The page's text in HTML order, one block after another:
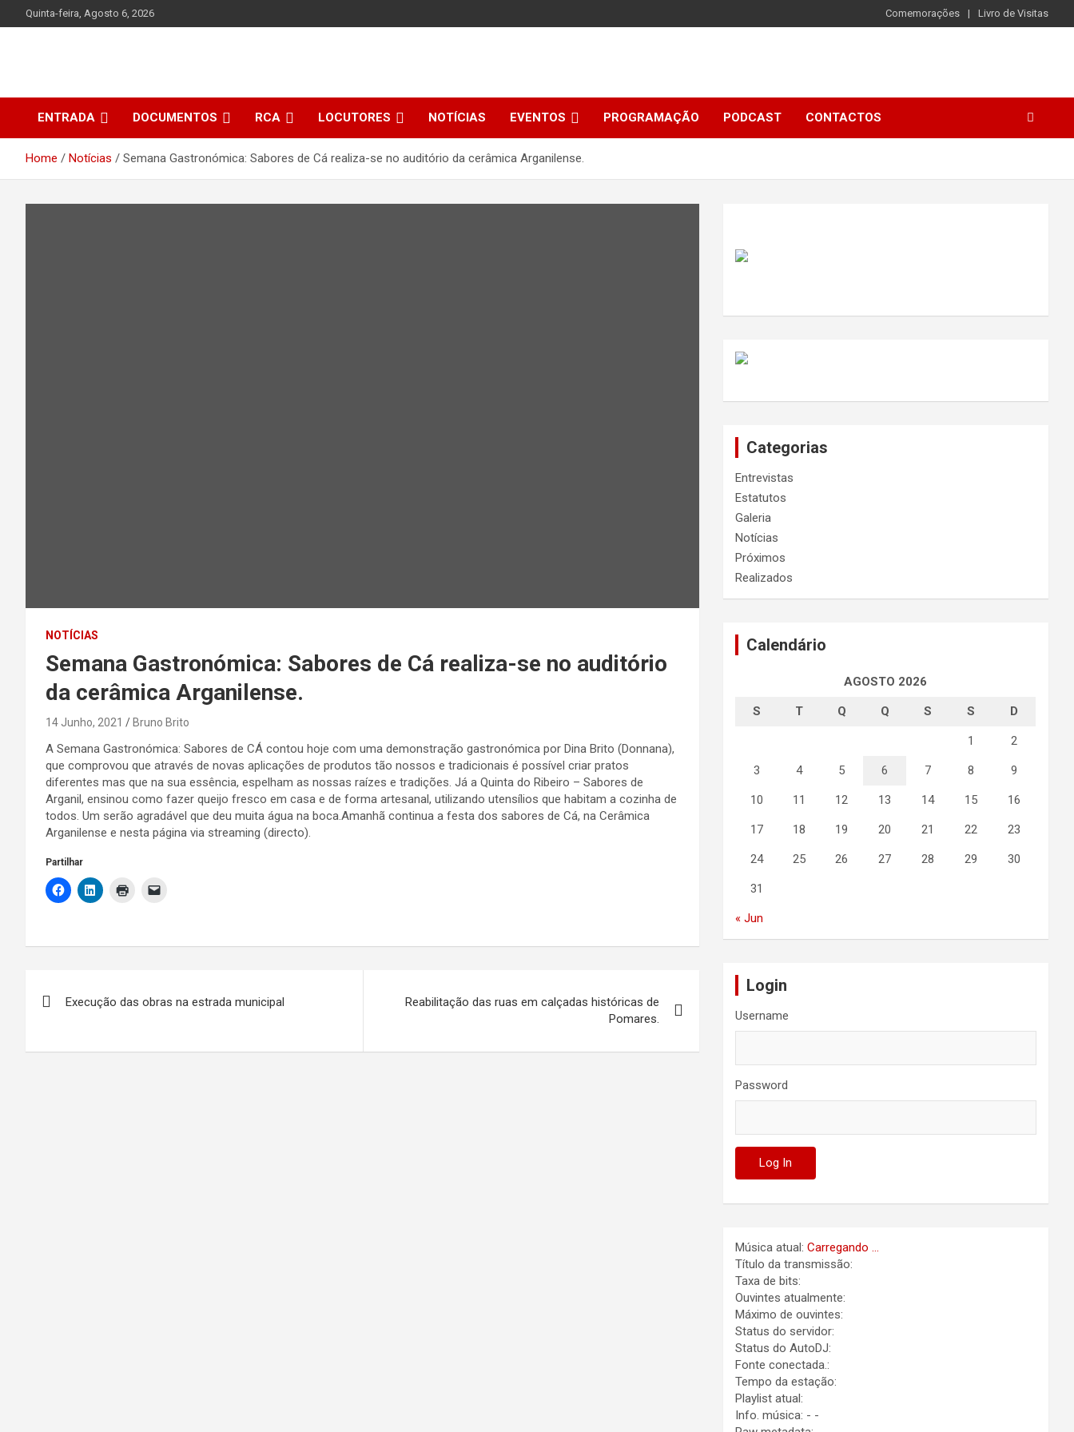
to
Quinta-feira, Agosto 6, 2026 Comemorações Livro de Visitas
ENTRADA DOCUMENTOS RCA LOCUTORES NOTÍCIAS EVENTOS PROGRAMAÇÃO PODCAST CONTACTOS
Home Notícias Semana Gastronómica: Sabores de Cá realiza-se no auditório da cerâmica Arganilense.
NOTÍCIAS
Semana Gastronómica: Sabores de Cá realiza-se no auditório
da cerâmica Arganilense.
14 Junho, 2021 Bruno Brito
A Semana Gastronómica: Sabores de CÁ contou hoje com uma demonstração gastronómica por Dina Brito (Donnana),
que comprovou que através de novas aplicações de produtos tão nossos e tradicionais é possível criar pratos
diferentes mas que na sua essência, espelham as nossas raízes e tradições. Já a Quinta do Ribeiro – Sabores de
Arganil, ensinou como fazer queijo fresco em casa e de forma artesanal, utilizando utensílios que habitam a cozinha de
todos. Um serão agradável que deu muita água na boca.Amanhã continua a festa dos sabores de Cá, na Cerâmica
Arganilense e nesta página via streaming (directo).
Partilhar
artigos
Execução das obras na estrada municipal
Reabilitação das ruas em calçadas históricas de
Pomares.
Categorias
Entrevistas
Estatutos
Galeria
Notícias
Próximos
Realizados
Calendário
AGOSTO 2026
S T Q Q S S D
1 2
3 4 5 6 7 8 9
10 11 12 13 14 15 16
17 18 19 20 21 22 23
24 25 26 27 28 29 30
31
« Jun
Login
Username
Password
Música atual:Carregando ...
Título da transmissão:
Taxa de bits:
Ouvintes atualmente:
Máximo de ouvintes:
Status do servidor:
Status do AutoDJ:
Fonte conectada.:
Tempo da estação:
Playlist atual:
Info. música: - -